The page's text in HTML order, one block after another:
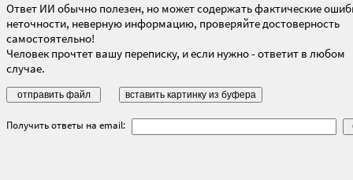
Ответ ИИ обычно полезен, но может содержать фактические
неточности, неверную информацию, проверяйте достоверность
самостоятельно!
Человек прочтет вашу переписку, и если нужно - ответит в любом
случае.
Получить ответы на email: